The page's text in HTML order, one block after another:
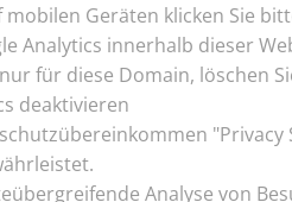
Geräten klicken Sie
Analytics innerhalb dieser
für diese Domain, löschen
deaktivieren
Analyse von